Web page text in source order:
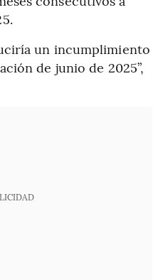
un incumplimiento
de junio de 2025”,